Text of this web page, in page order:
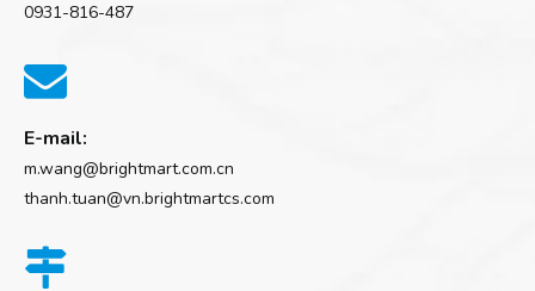
0931-816-487

E-mail:
m.wang@brightmart.com.cn
thanh.tuan@vn.brightmartcs.com
